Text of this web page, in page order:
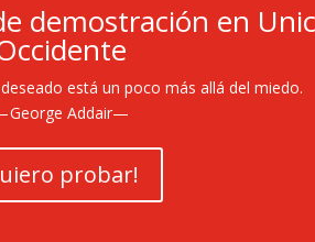
demostración en
está un poco más allá del miedo.
George Addair—
probar!